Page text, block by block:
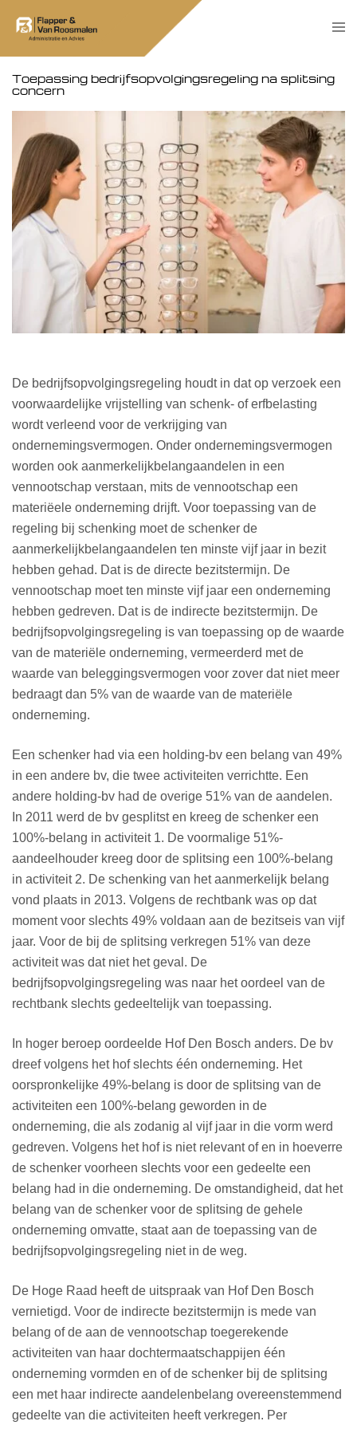
Toepassing bedrijfsopvolgingsregeling na splitsing
concern
De bedrijfsopvolgingsregeling houdt in dat op verzoek een
voorwaardelijke vrijstelling van schenk- of erfbelasting
wordt verleend voor de verkrijging van
ondernemingsvermogen. Onder ondernemingsvermogen
worden ook aanmerkelijkbelangaandelen in een
vennootschap verstaan, mits de vennootschap een
materiëele onderneming drijft. Voor toepassing van de
regeling bij schenking moet de schenker de
aanmerkelijkbelangaandelen ten minste vijf jaar in bezit
hebben gehad. Dat is de directe bezitstermijn. De
vennootschap moet ten minste vijf jaar een onderneming
hebben gedreven. Dat is de indirecte bezitstermijn. De
bedrijfsopvolgingsregeling is van toepassing op de waarde
van de materiële onderneming, vermeerderd met de
waarde van beleggingsvermogen voor zover dat niet meer
bedraagt dan 5% van de waarde van de materiële
onderneming.
Een schenker had via een holding-bv een belang van 49%
in een andere bv, die twee activiteiten verrichtte. Een
andere holding-bv had de overige 51% van de aandelen.
In 2011 werd de bv gesplitst en kreeg de schenker een
100%-belang in activiteit 1. De voormalige 51%-
aandeelhouder kreeg door de splitsing een 100%-belang
in activiteit 2. De schenking van het aanmerkelijk belang
vond plaats in 2013. Volgens de rechtbank was op dat
moment voor slechts 49% voldaan aan de bezitseis van vijf
jaar. Voor de bij de splitsing verkregen 51% van deze
activiteit was dat niet het geval. De
bedrijfsopvolgingsregeling was naar het oordeel van de
rechtbank slechts gedeeltelijk van toepassing.
In hoger beroep oordeelde Hof Den Bosch anders. De bv
dreef volgens het hof slechts één onderneming. Het
oorspronkelijke 49%-belang is door de splitsing van de
activiteiten een 100%-belang geworden in de
onderneming, die als zodanig al vijf jaar in die vorm werd
gedreven. Volgens het hof is niet relevant of en in hoeverre
de schenker voorheen slechts voor een gedeelte een
belang had in die onderneming. De omstandigheid, dat het
belang van de schenker voor de splitsing de gehele
onderneming omvatte, staat aan de toepassing van de
bedrijfsopvolgingsregeling niet in de weg.
De Hoge Raad heeft de uitspraak van Hof Den Bosch
vernietigd. Voor de indirecte bezitstermijn is mede van
belang of de aan de vennootschap toegerekende
activiteiten van haar dochtermaatschappijen één
onderneming vormden en of de schenker bij de splitsing
een met haar indirecte aandelenbelang overeenstemmend
gedeelte van die activiteiten heeft verkregen. Per